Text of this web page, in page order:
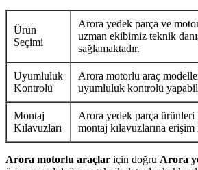
Ürün
Seçimi
Arora yedek parça ve
uzman ekibimiz teknik
sağlamaktadır.
Uyumluluk
Kontrolü
Arora motorlu araç
uyumluluk kontrolü
Montaj
Kılavuzları
Arora yedek parça ürünleri
montaj kılavuzlarına erişim
Arora motorlu araçlar için doğru Arora